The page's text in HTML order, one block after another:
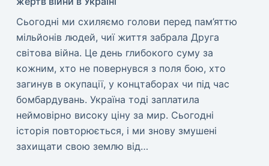
​Сьогодні ми схиляємо голови перед пам’яттю
мільйонів людей, чиї життя забрала Друга
світова війна. Це день глибокого суму за
кожним, хто не повернувся з поля бою, хто
загинув в окупації, у концтаборах чи під час
бомбардувань. Україна тоді заплатила
неймовірно високу ціну за мир. ​Сьогодні
історія повторюється, і ми знову змушені
захищати свою землю від…